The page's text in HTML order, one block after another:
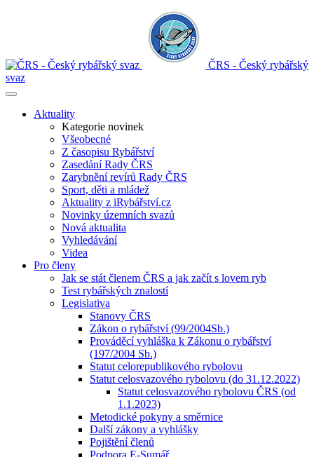
ČRS - Český rybářský
svaz
Aktuality
Kategorie novinek
Všeobecné
Z časopisu Rybářství
Zasedání Rady ČRS
Zarybnění revírů Rady ČRS
Sport, děti a mládež
Aktuality z iRybářství.cz
Novinky územních svazů
Nová aktualita
Vyhledávání
Videa
Pro členy
Jak se stát členem ČRS a jak začít s lovem ryb
Test rybářských znalostí
Legislativa
Stanovy ČRS
Zákon o rybářství (99/2004Sb.)
Prováděcí vyhláška k Zákonu o rybářství
(197/2004 Sb.)
Statut celorepublikového rybolovu
Statut celosvazového rybolovu (do 31.12.2022)
Statut celosvazového rybolovu ČRS (od
1.1.2023)
Metodické pokyny a směrnice
Další zákony a vyhlášky
Pojištění členů
Podpora E-Sumář